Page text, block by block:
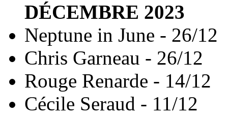
DÉCEMBRE 2023
Neptune in June - 26/12
Chris Garneau - 26/12
Rouge Renarde - 14/12
Cécile Seraud - 11/12